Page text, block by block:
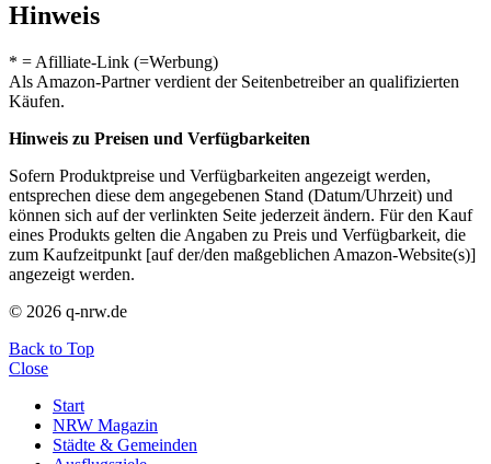
Hinweis
* = Afilliate-Link (=Werbung)
Als Amazon-Partner verdient der Seitenbetreiber an qualifizierten
Käufen.
Hinweis zu Preisen und Verfügbarkeiten
Sofern Produktpreise und Verfügbarkeiten angezeigt werden,
entsprechen diese dem angegebenen Stand (Datum/Uhrzeit) und
können sich auf der verlinkten Seite jederzeit ändern. Für den Kauf
eines Produkts gelten die Angaben zu Preis und Verfügbarkeit, die
zum Kaufzeitpunkt [auf der/den maßgeblichen Amazon-Website(s)]
angezeigt werden.
© 2026 q-nrw.de
Back to Top
Close
Start
NRW Magazin
Städte & Gemeinden